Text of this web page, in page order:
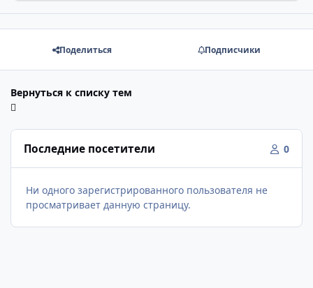
Поделиться Подписчики
Вернуться к списку тем
Последние посетители 0
Ни одного зарегистрированного пользователя не
просматривает данную страницу.